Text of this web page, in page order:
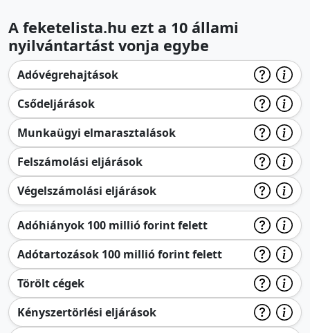
A feketelista.hu ezt a 10 állami
nyilvántartást vonja egybe
Adóvégrehajtások
Csődeljárások
Munkaügyi elmarasztalások
Felszámolási eljárások
Végelszámolási eljárások
Adóhiányok 100 millió forint felett
Adótartozások 100 millió forint felett
Törölt cégek
Kényszertörlési eljárások